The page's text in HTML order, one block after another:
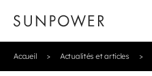
Accueil Actualités et articles